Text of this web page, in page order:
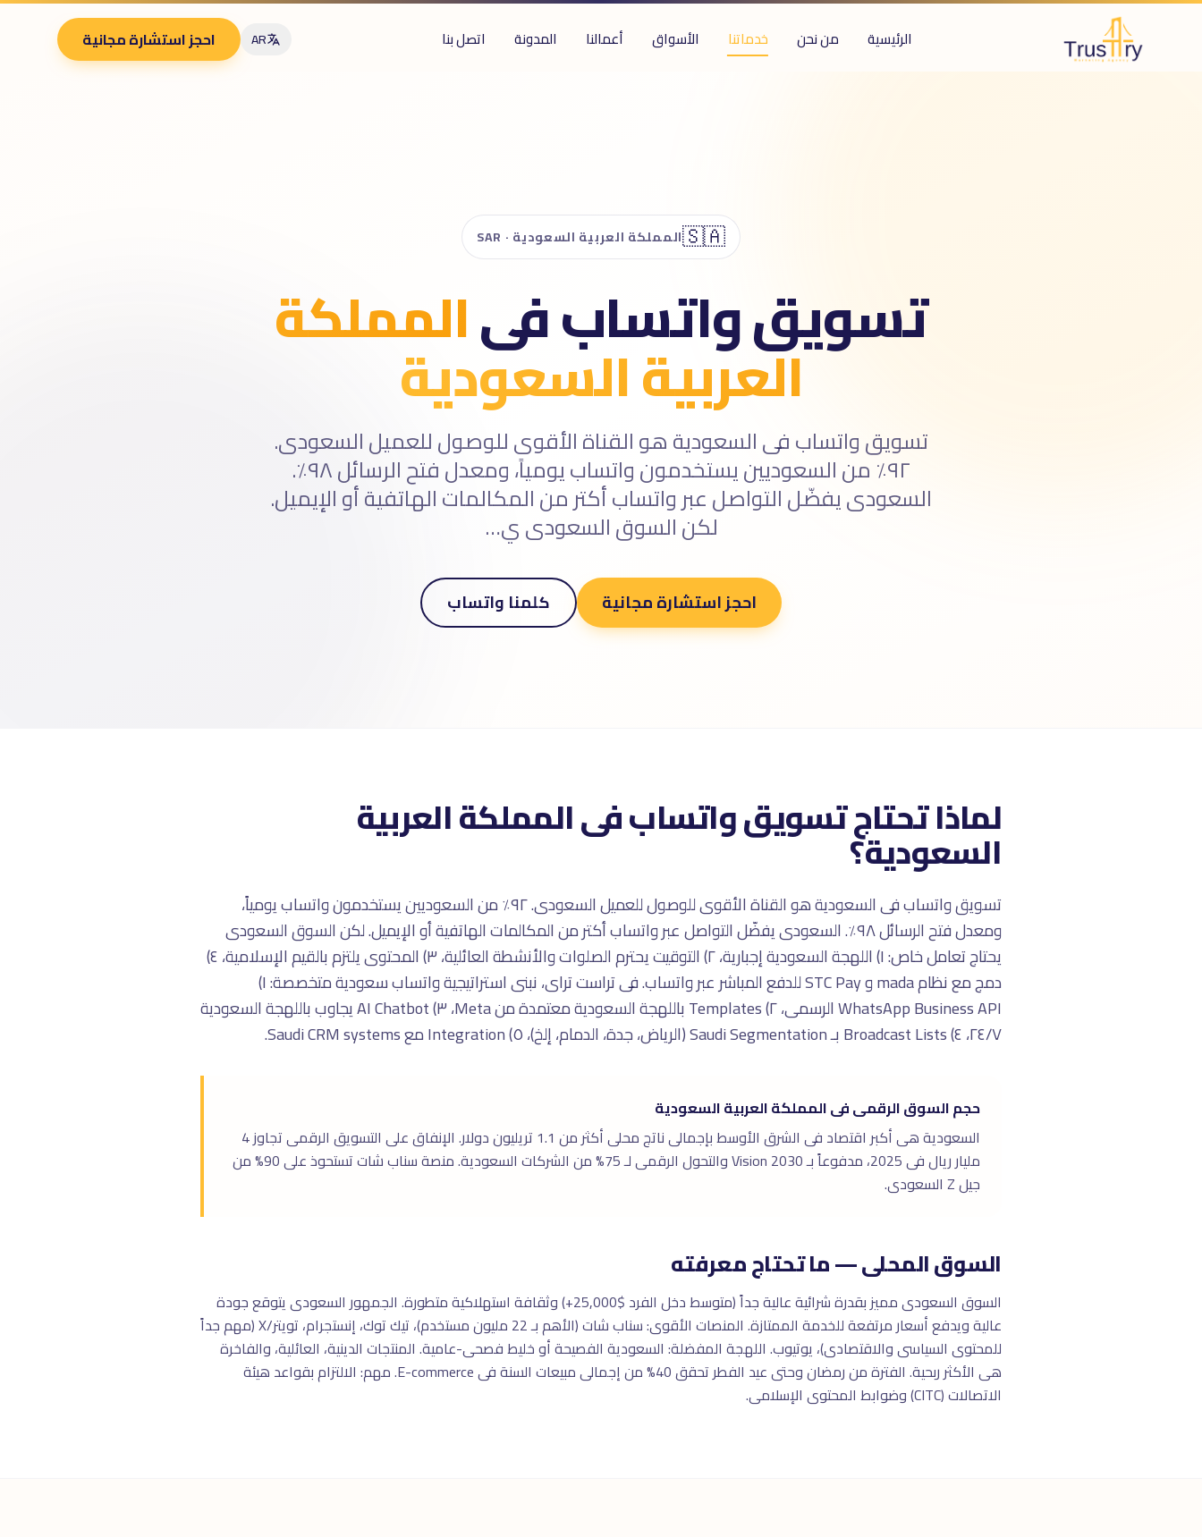
الرئيسية من نحن خدماتنا الأسواق أعمالنا المدونة اتصل بنا AR
احجز استشارة مجانية
🇸🇦المملكة العربية السعودية · SAR
تسويق واتساب فىالمملكة
العربية السعودية
تسويق واتساب فى السعودية هو القناة الأقوى للوصول للعميل السعودى.
٩٢٪ من السعوديين يستخدمون واتساب يومياً، ومعدل فتح الرسائل ٩٨٪.
السعودى يفضّل التواصل عبر واتساب أكتر من المكالمات الهاتفية أو الإيميل.
لكن السوق السعودى ي…
احجز استشارة مجانية كلمنا واتساب
لماذا تحتاج تسويق واتساب فى المملكة العربية
السعودية؟
تسويق واتساب فى السعودية هو القناة الأقوى للوصول للعميل السعودى. ٩٢٪ من السعوديين يستخدمون واتساب يومياً،
ومعدل فتح الرسائل ٩٨٪. السعودى يفضّل التواصل عبر واتساب أكتر من المكالمات الهاتفية أو الإيميل. لكن السوق السعودى
يحتاج تعامل خاص: ١) اللهجة السعودية إجبارية، ٢) التوقيت يحترم الصلوات والأنشطة العائلية، ٣) المحتوى يلتزم بالقيم الإسلامية، ٤)
دمج مع نظام mada و STC Pay للدفع المباشر عبر واتساب. فى تراست تراى، نبنى استراتيجية واتساب سعودية متخصصة: ١)
WhatsApp Business API الرسمى، ٢) Templates باللهجة السعودية معتمدة من Meta، ٣) AI Chatbot يجاوب باللهجة السعودية
٢٤/٧، ٤) Broadcast Lists بـ Saudi Segmentation (الرياض، جدة، الدمام، إلخ)، ٥) Integration مع Saudi CRM systems.
حجم السوق الرقمى فى المملكة العربية السعودية
السعودية هى أكبر اقتصاد فى الشرق الأوسط بإجمالى ناتج محلى أكثر من 1.1 تريليون دولار. الإنفاق على التسويق الرقمى تجاوز 4
مليار ريال فى 2025، مدفوعاً بـ Vision 2030 والتحول الرقمى لـ 75% من الشركات السعودية. منصة سناب شات تستحوذ على 90% من
جيل Z السعودى.
السوق المحلى — ما تحتاج معرفته
السوق السعودى مميز بقدرة شرائية عالية جداً (متوسط دخل الفرد $25,000+) وثقافة استهلاكية متطورة. الجمهور السعودى يتوقع جودة
عالية ويدفع أسعار مرتفعة للخدمة الممتازة. المنصات الأقوى: سناب شات (الأهم بـ 22 مليون مستخدم)، تيك توك، إنستجرام، تويتر/X (مهم جداً
للمحتوى السياسى والاقتصادى)، يوتيوب. اللهجة المفضلة: السعودية الفصيحة أو خليط فصحى-عامية. المنتجات الدينية، العائلية، والفاخرة
هى الأكثر ربحية. الفترة من رمضان وحتى عيد الفطر تحقق 40% من إجمالى مبيعات السنة فى E-commerce. مهم: الالتزام بقواعد هيئة
الاتصالات (CITC) وضوابط المحتوى الإسلامى.